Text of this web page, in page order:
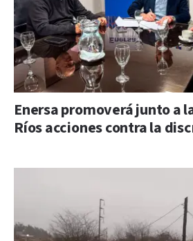
Enersa promoverá junto a
Ríos acciones contra la